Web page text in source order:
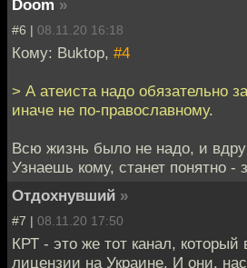
Doom »
#6 | 08.11.20 16:18
Кому: Buktop, #4
> А атеиста надо обязательно
иначе не по-православному.
Всю жизнь было не надо, и
Узнаешь кому, станет понятно -
Отдохнувший »
#7 | 08.11.20 17:50
КРТ - это же тот канал, который
лицензии на Украине. И они,